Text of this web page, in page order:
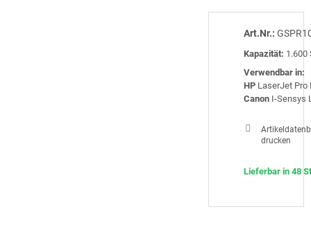
Art.Nr.:
Kapazität: 1.600
Verwendbar in:
HP LaserJet Pro
Canon I-Sensys
drucken
Lieferbar in 48